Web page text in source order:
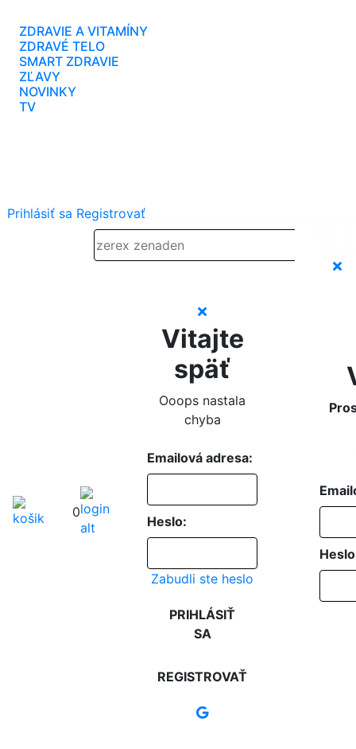
ZDRAVIE A VITAMÍNY
ZDRAVÉ TELO
SMART ZDRAVIE
ZĽAVY
NOVINKY
TV
Prihlásiť sa Registrovať
0
Vitajte
späť
Ooops nastala
chyba
Emailová adresa:
Heslo:
Zabudli ste heslo
PRIHLÁSIŤ
SA
REGISTROVAŤ